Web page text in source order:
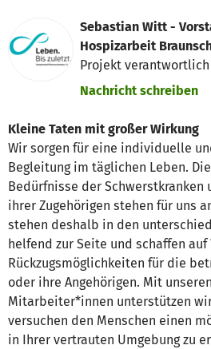
Sebastian Witt -
Hospizarbeit
Projekt verantwortlich
Nachricht schreiben
Kleine Taten mit großer Wirkung
Wir sorgen für eine individuelle
Begleitung im täglichen Leben.
Bedürfnisse der Schwerstkranken
ihrer Zugehörigen stehen für uns
stehen deshalb in den
helfend zur Seite und schaffen auf
Rückzugsmöglichkeiten für die
oder ihre Angehörigen. Mit
Mitarbeiter*innen unterstützen
versuchen den Menschen einen
in Ihrer vertrauten Umgebung zu